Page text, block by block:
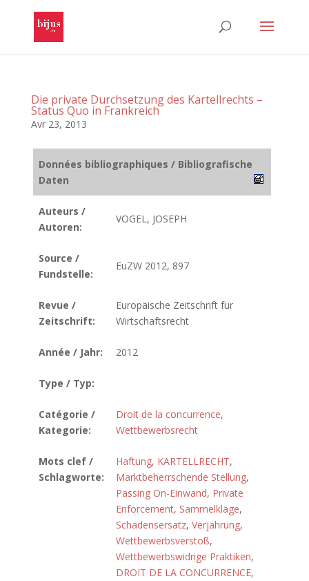
Die private Durchsetzung des Kartellrechts –
Status Quo in Frankreich
Avr 23, 2013
Données bibliographiques / Bibliografische
Daten
Auteurs /
Autoren:
VOGEL, JOSEPH
Source /
Fundstelle:
EuZW 2012, 897
Revue /
Zeitschrift:
Europäische Zeitschrift für
Wirtschaftsrecht
Année / Jahr: 2012
Type / Typ:
Catégorie /
Kategorie:
Droit de la concurrence,
Wettbewerbsrecht
Mots clef /
Schlagworte:
Haftung, KARTELLRECHT,
Marktbeherrschende Stellung,
Passing On-Einwand, Private
Enforcement, Sammelklage,
Schadensersatz, Verjährung,
Wettbewerbsverstoß,
Wettbewerbswidrige Praktiken,
DROIT DE LA CONCURRENCE,